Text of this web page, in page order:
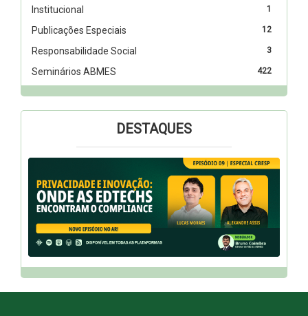
1
Institucional
12
Publicações Especiais
3
Responsabilidade Social
422
Seminários ABMES
DESTAQUES